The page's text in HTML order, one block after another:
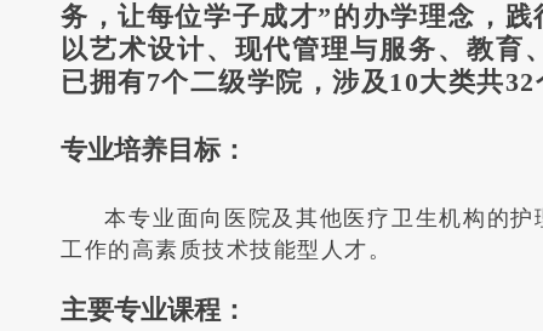
务，让每位学子成才”的办学理念，
以艺术设计、现代管理与服务、教育
已拥有7个二级学院，涉及10大类共
专业培养目标：
本专业面向医院及其他医疗卫生机构的
工作的高素质技术技能型人才。
主要专业课程：